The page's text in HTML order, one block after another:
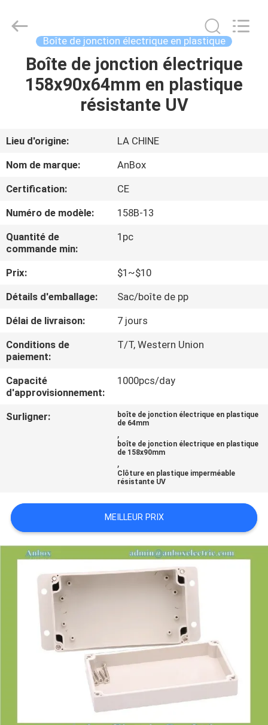
MAISON
AU
SUJET
DE
VISITE
CONTRÔLE
DE
QUALITÉ
CONTACTEZ-
NOUS
SHOPPING ONLINE
PLAN
PRIVACY
POLICY
Electric
Boîte de jonction électrique en plastique
Boîte de jonction électrique
158x90x64mm en plastique
résistante UV
Lieu d'origine:
LA CHINE
Nom de marque:
AnBox
Certification:
CE
Numéro de modèle:
158B-13
Quantité de
commande min:
1pc
Prix:
$1~$10
Détails d'emballage:
Sac/boîte de pp
Délai de livraison:
7 jours
Conditions de
paiement:
T/T, Western Union
Capacité
d'approvisionnement:
1000pcs/day
Surligner:
boîte de jonction électrique en plastique
de 64mm
,
boîte de jonction électrique en plastique
de 158x90mm
,
Clôture en plastique imperméable
résistante UV
MEILLEUR PRIX